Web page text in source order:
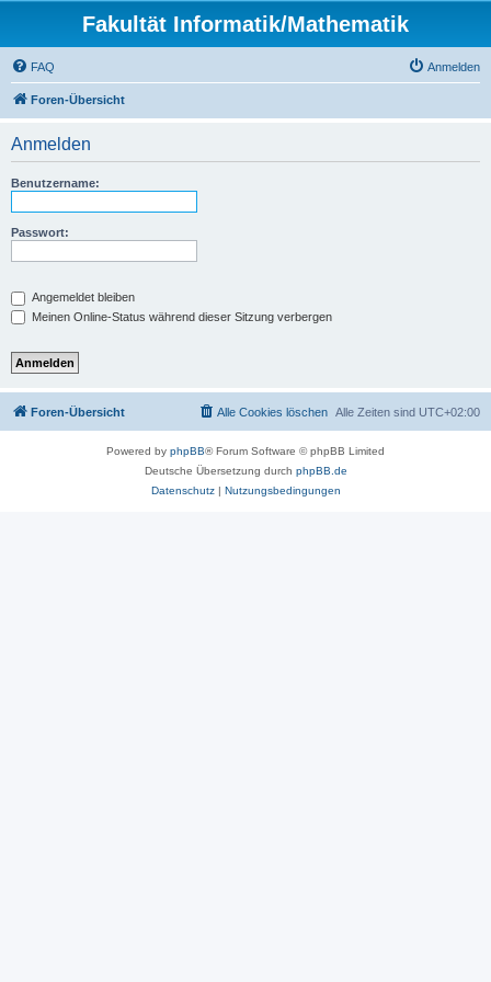
Fakultät Informatik/Mathematik
FAQ Anmelden
Foren-Übersicht
Anmelden
Benutzername:
Passwort:
Angemeldet bleiben
Meinen Online-Status während dieser Sitzung verbergen
Foren-Übersicht Alle Zeiten sind UTC+02:00
Alle Cookies löschen
Powered by phpBB® Forum Software © phpBB Limited
Deutsche Übersetzung durch phpBB.de
Datenschutz| Nutzungsbedingungen